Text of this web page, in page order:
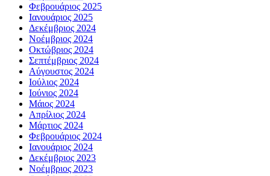
Φεβρουάριος 2025
Ιανουάριος 2025
Δεκέμβριος 2024
Νοέμβριος 2024
Οκτώβριος 2024
Σεπτέμβριος 2024
Αύγουστος 2024
Ιούλιος 2024
Ιούνιος 2024
Μάιος 2024
Απρίλιος 2024
Μάρτιος 2024
Φεβρουάριος 2024
Ιανουάριος 2024
Δεκέμβριος 2023
Νοέμβριος 2023